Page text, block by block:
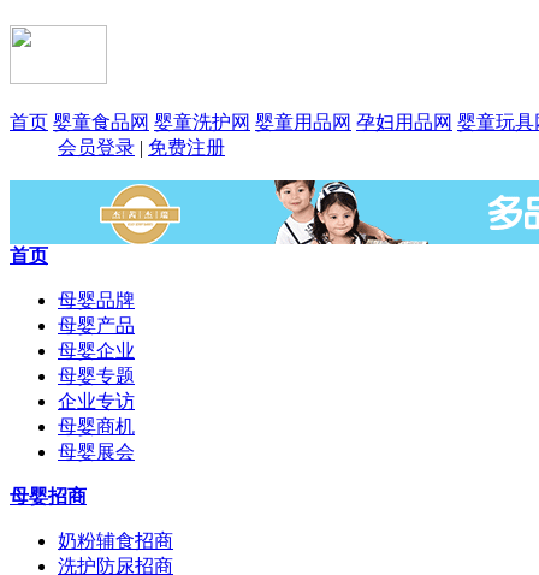
首页 婴童食品网 婴童洗护网 婴童用品网 孕妇用品网 婴童玩具
会员登录 | 免费注册
首页
母婴品牌
母婴产品
母婴企业
母婴专题
企业专访
母婴商机
母婴展会
母婴招商
奶粉辅食招商
洗护防尿招商